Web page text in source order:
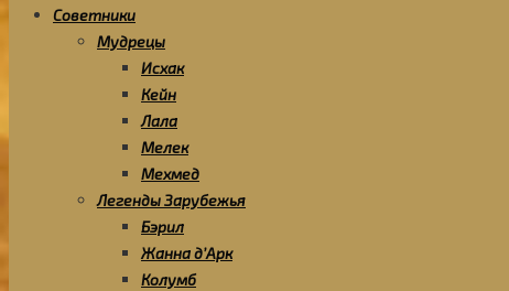
Советники
Мудрецы
Исхак
Кейн
Лала
Мелек
Мехмед
Легенды Зарубежья
Бэрил
Жанна д’Арк
Колумб